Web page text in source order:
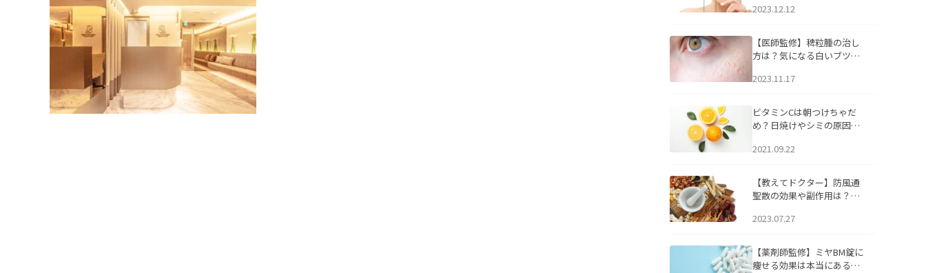
2023.12.12
【医師監修】稗粒腫の治し
方は？気になる白いブツブ
アについて
2023.11.17
ビタミンCは朝つけちゃだ
め？日焼けやシミの原因に
2021.09.22
【教えてドクター】防風通
聖散の効果や副作用は？長
2023.07.27
【薬剤師監修】ミヤBM錠に
痩せる効果は本当にある